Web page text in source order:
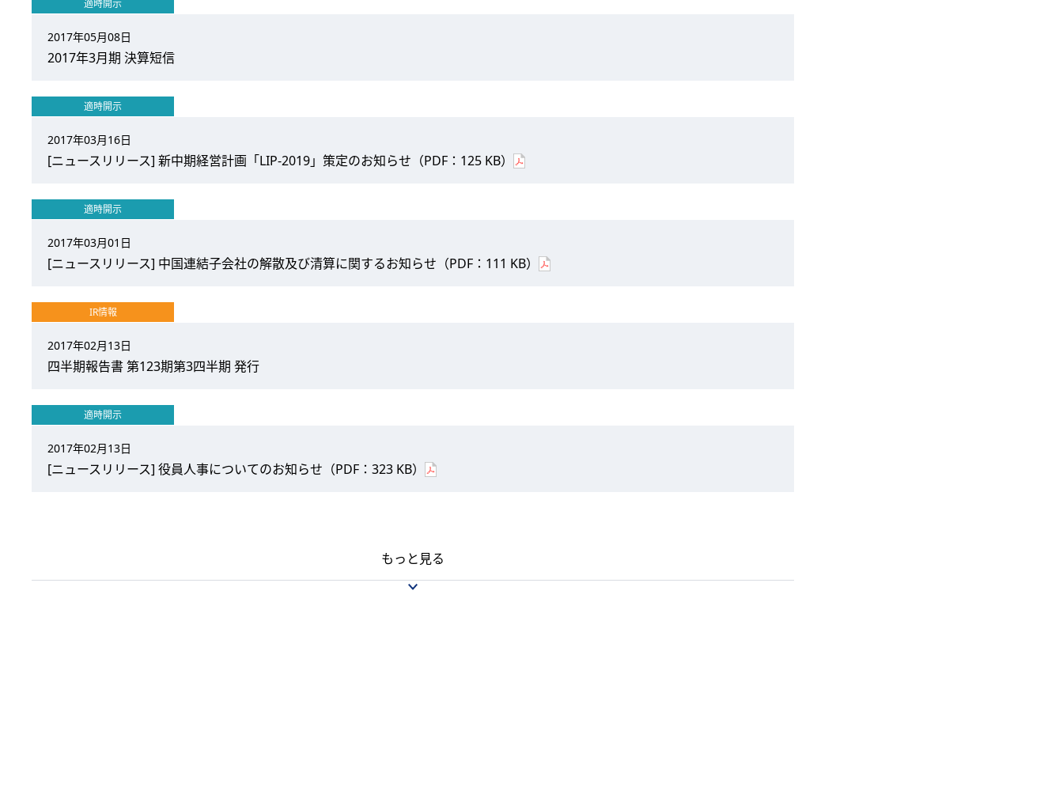
適時開示
2017年05月08日
2017年3月期 決算短信
適時開示
2017年03月16日
[ニュースリリース] 新中期経営計画「LIP-2019」策定のお知らせ（PDF：125 KB）
適時開示
2017年03月01日
[ニュースリリース] 中国連結子会社の解散及び清算に関するお知らせ（PDF：111 KB）
IR情報
2017年02月13日
四半期報告書 第123期第3四半期 発行
適時開示
2017年02月13日
[ニュースリリース] 役員人事についてのお知らせ（PDF：323 KB）
もっと見る